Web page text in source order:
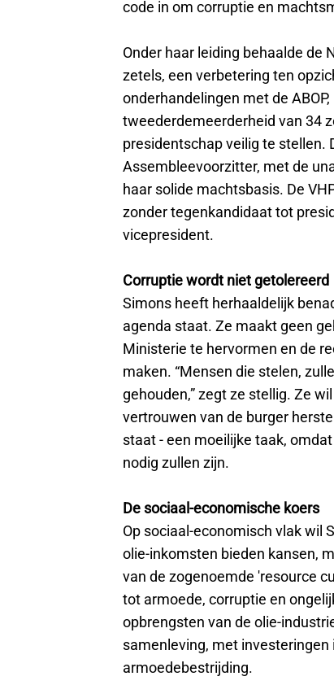
code in om corruptie en
Onder haar leiding behaalde de
zetels, een verbetering ten
onderhandelingen met de ABOP,
tweederdemeerderheid van 34
presidentschap veilig te stellen.
Assembleevoorzitter, met de
haar solide machtsbasis. De
zonder tegenkandidaat tot
vicepresident.
Corruptie wordt niet getolereerd
Simons heeft herhaaldelijk
agenda staat. Ze maakt geen
Ministerie te hervormen en de
maken. “Mensen die stelen,
gehouden,” zegt ze stellig. Ze
vertrouwen van de burger
staat - een moeilijke taak,
nodig zullen zijn.
De sociaal-economische koers
Op sociaal-economisch vlak wil
olie-inkomsten bieden kansen,
van de zogenoemde 'resource
tot armoede, corruptie en
opbrengsten van de olie-
samenleving, met
armoedebestrijding.